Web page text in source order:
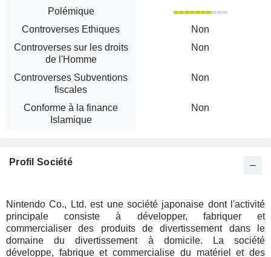
Polémique
Controverses Ethiques
Non
Controverses sur les droits
de l'Homme
Non
Controverses Subventions
fiscales
Non
Conforme à la finance
Islamique
Non
Profil Société
Nintendo Co., Ltd. est une société japonaise dont l'activité
principale consiste à développer, fabriquer et
commercialiser des produits de divertissement dans le
domaine du divertissement à domicile. La société
développe, fabrique et commercialise du matériel et des